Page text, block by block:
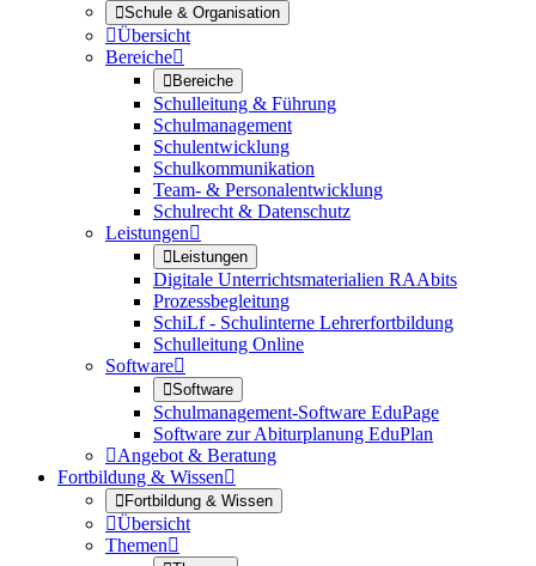
Schule & Organisation
Übersicht
Bereiche
Bereiche
Schulleitung & Führung
Schulmanagement
Schulentwicklung
Schulkommunikation
Team- & Personalentwicklung
Schulrecht & Datenschutz
Leistungen
Leistungen
Digitale Unterrichtsmaterialien RAAbits
Prozessbegleitung
SchiLf - Schulinterne Lehrerfortbildung
Schulleitung Online
Software
Software
Schulmanagement-Software EduPage
Software zur Abiturplanung EduPlan
Angebot & Beratung
Fortbildung & Wissen
Fortbildung & Wissen
Übersicht
Themen